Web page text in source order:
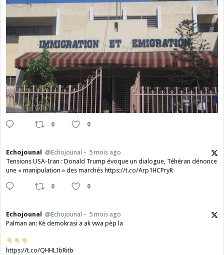
0 0
Echojounal @Echojounal
5 mois ago
Tensions USA-Iran : Donald Trump évoque un dialogue, Téhéran dénonce
une « manipulation » des marchés https://t.co/Arp1HCPryR
0 0
Echojounal @Echojounal
5 mois ago
Palman an: Kè demokrasi a ak vwa pèp la
https://t.co/QHHLIbRitb